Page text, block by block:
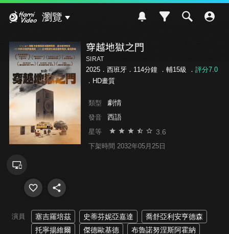
瀏覽
穿越地獄之門
SIRAT
2025．西班牙．114分鐘 ． 輔15級 ． 評分7.0
．HD畫質
類型 劇情
發音 西語
星等 3.6
下架時間 2032年05月25日
演員 塞吉羅培茲 史蒂芬妮亞嘉達
喬舒亞利安亨德森
托寧揚維爾
傑德歐基德 布魯諾努涅斯阿霍納